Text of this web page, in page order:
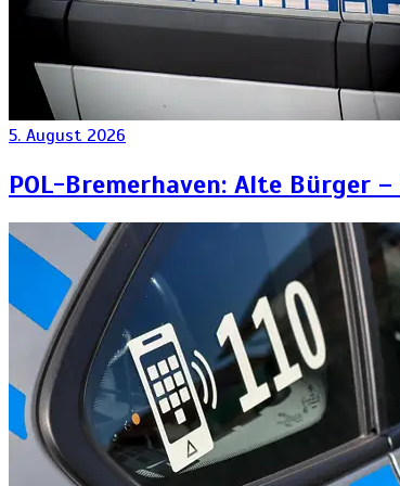
5. August 2026
POL-Bremerhaven: Alte Bürger